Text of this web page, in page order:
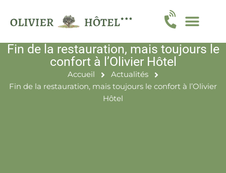
Fin de la restauration, mais toujours le
confort à l’Olivier Hôtel
Accueil
Actualités
Fin de la restauration, mais toujours le confort à l’Olivier
Hôtel